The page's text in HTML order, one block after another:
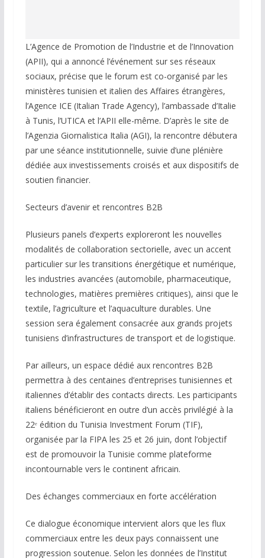
L’Agence de Promotion de l’Industrie et de l’Innovation
(APII), qui a annoncé l’événement sur ses réseaux
sociaux, précise que le forum est co-organisé par les
ministères tunisien et italien des Affaires étrangères,
l’Agence ICE (Italian Trade Agency), l’ambassade d’Italie
à Tunis, l’UTICA et l’APII elle-même. D’après le site de
l’Agenzia Giornalistica Italia (AGI), la rencontre débutera
par une séance institutionnelle, suivie d’une plénière
dédiée aux investissements croisés et aux dispositifs de
soutien financier.
Secteurs d’avenir et rencontres B2B
Plusieurs panels d’experts exploreront les nouvelles
modalités de collaboration sectorielle, avec un accent
particulier sur les transitions énergétique et numérique,
les industries avancées (automobile, pharmaceutique,
technologies, matières premières critiques), ainsi que le
textile, l’agriculture et l’aquaculture durables. Une
session sera également consacrée aux grands projets
tunisiens d’infrastructures de transport et de logistique.
Par ailleurs, un espace dédié aux rencontres B2B
permettra à des centaines d’entreprises tunisiennes et
italiennes d’établir des contacts directs. Les participants
italiens bénéficieront en outre d’un accès privilégié à la
22ᵉ édition du Tunisia Investment Forum (TIF),
organisée par la FIPA les 25 et 26 juin, dont l’objectif
est de promouvoir la Tunisie comme plateforme
incontournable vers le continent africain.
Des échanges commerciaux en forte accélération
Ce dialogue économique intervient alors que les flux
commerciaux entre les deux pays connaissent une
progression soutenue. Selon les données de l’Institut